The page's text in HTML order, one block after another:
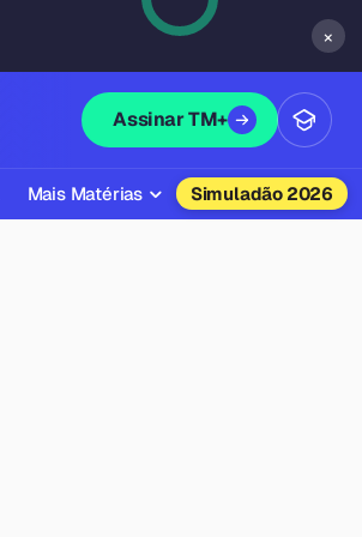
×
Assinar TM+
Mais Matérias Simuladão 2026